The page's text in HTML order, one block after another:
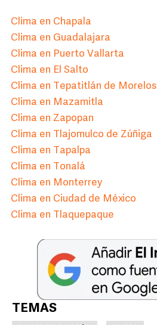
Clima en Chapala
Clima en Guadalajara
Clima en Puerto Vallarta
Clima en El Salto
Clima en Tepatitlán de Morelos
Clima en Mazamitla
Clima en Zapopan
Clima en Tlajomulco de Zúñiga
Clima en Tapalpa
Clima en Tonalá
Clima en Monterrey
Clima en Ciudad de México
Clima en Tlaquepaque
TEMAS